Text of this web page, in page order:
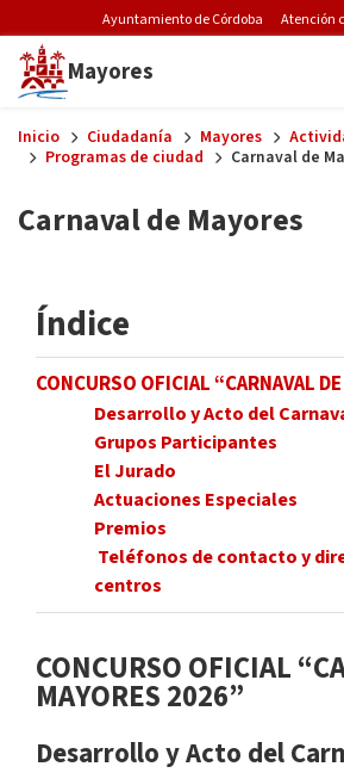
Pre-Header
Ayuntamiento de Córdoba Atención
Mayores
Inicio Ciudadanía Mayores
Programas de ciudad
Carnaval de
Carnaval de Mayores
Índice
CONCURSO OFICIAL “CARNAVAL
Desarrollo y Acto del
Grupos Participantes
El Jurado
Actuaciones Especiales
Premios
Teléfonos de contacto y
centros
CONCURSO OFICIAL
MAYORES 2026”
Desarrollo y Acto del